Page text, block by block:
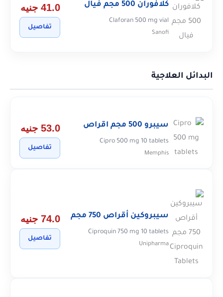
كلافوران 500 مجم فيال
Claforan 500 mg vial
Sanofi
41.0 جنيه
تفاصيل
البدائل العلاجية
سيبرو 500 مجم اقراص
Cipro 500 mg 10 tablets
Memphis
53.0 جنيه
تفاصيل
سيبروكين أقراص 750 مجم
Ciproquin 750 mg 10 tablets
Unipharma
74.0 جنيه
تفاصيل